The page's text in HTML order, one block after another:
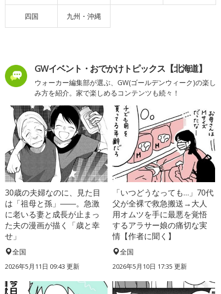
四国 九州・沖縄
GWイベント・おでかけトピックス【北海道】
ウォーカー編集部が選ぶ、GW(ゴールデンウィーク)の楽し
み方を紹介。家で楽しめるコンテンツも続々！
30歳の夫婦なのに、見た目
は「祖母と孫」――。急激
に老いる妻と成長が止まっ
た夫の漫画が描く「歳と幸
せ」
全国
2026年5月11日 09:43 更新
「いつどうなっても…」70代
父が全裸で救急搬送→大人
用オムツを手に最悪を覚悟
するアラサー娘の痛切な実
情【作者に聞く】
全国
2026年5月10日 17:35 更新